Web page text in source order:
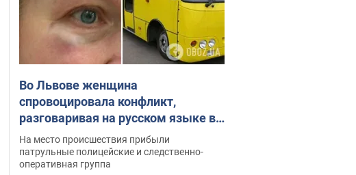
Во Львове женщина
спровоцировала конфликт,
разговаривая на русском языке в
маршрутке: полиция составила
административный протокол.
Видео
На место происшествия прибыли
патрульные полицейские и следственно-
оперативная группа